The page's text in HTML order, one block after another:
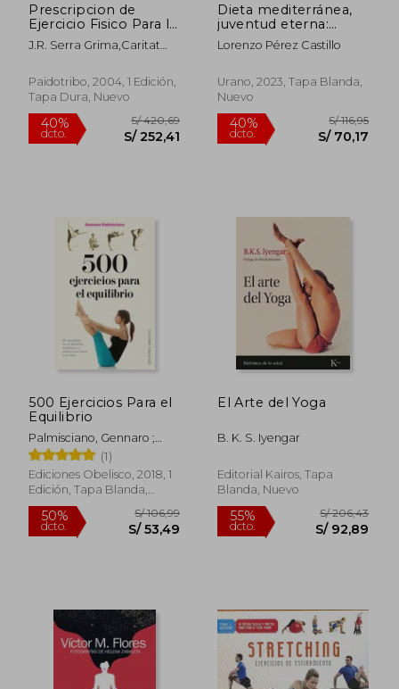
Prescripcion de
Ejercicio Fisico Para la
Salud
J.R. Serra Grima,Caritat
Paidotribo, 2004, 1 Edición,
Tapa Dura, Nuevo
40%
Dieta mediterránea,
juventud eterna:
Razones científicas
para disfrutar de la
saludable
Lorenzo Pérez Castillo
Urano, 2023, Tapa Blanda,
Nuevo
40%
dcto.
500 Ejercicios Para el
Equilibrio
Palmisciano, Gennaro ;
Manzano, Manuel
(1)
Ediciones Obelisco, 2018, 1
Edición, Tapa Blanda,
Nuevo
El Arte del Yoga
B. K. S. Iyengar
Editorial Kairos, Tapa
Blanda, Nuevo